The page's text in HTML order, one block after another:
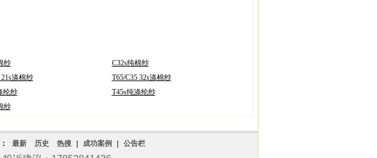
纱
C32s纯棉纱
21s涤棉纱
T65/C35 32s涤棉纱
纶纱
T45s纯涤纶纱
纱
最新 历史 热搜 成功案例 公告栏